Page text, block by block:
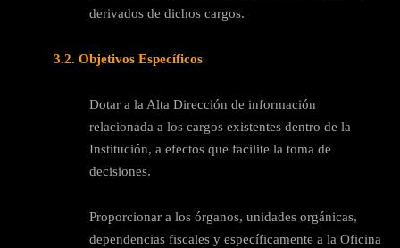
derivados de dichos cargos.
3.2. Objetivos Específicos
Dotar a la Alta Dirección de información
relacionada a los cargos existentes dentro de la
Institución, a efectos que facilite la toma de
decisiones.
Proporcionar a los órganos, unidades orgánicas,
dependencias fiscales y específicamente a la Oficina